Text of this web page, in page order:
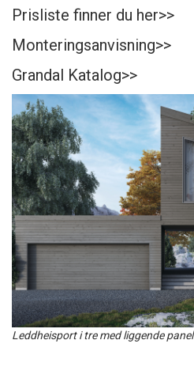
Prisliste finner du her>>
Monteringsanvisning>>
Grandal Katalog>>
Leddheisport i tre med liggende panel